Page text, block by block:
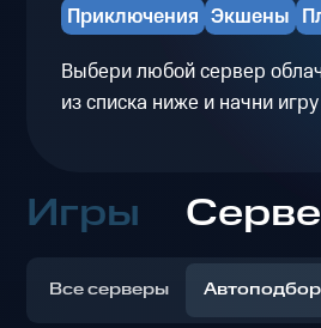
Приключения Экшены
Выбери любой сервер
из списка ниже и начни игру
Игры
Все серверы